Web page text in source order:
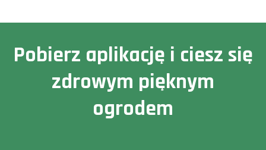
Pobierz aplikację i ciesz się
zdrowym pięknym
ogrodem